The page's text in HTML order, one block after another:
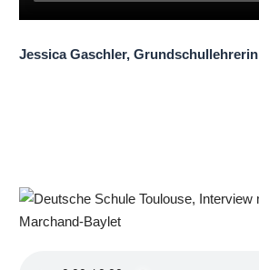
Jessica Gaschler, Grundschullehrerin